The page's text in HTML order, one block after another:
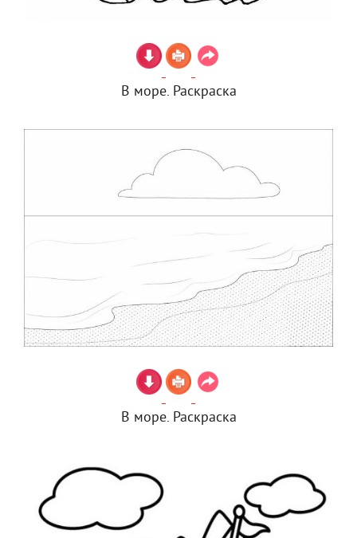
В море. Раскраска
В море. Раскраска